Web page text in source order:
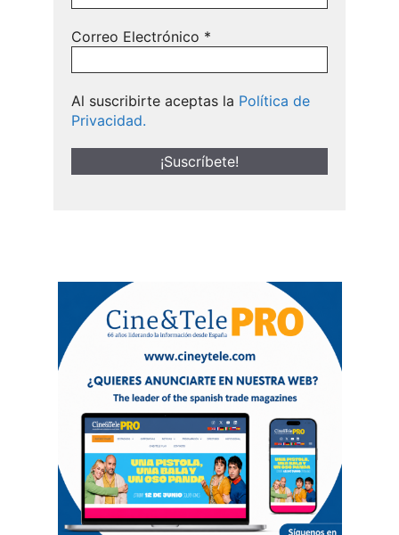
Correo Electrónico *
Al suscribirte aceptas la Política de
Privacidad.